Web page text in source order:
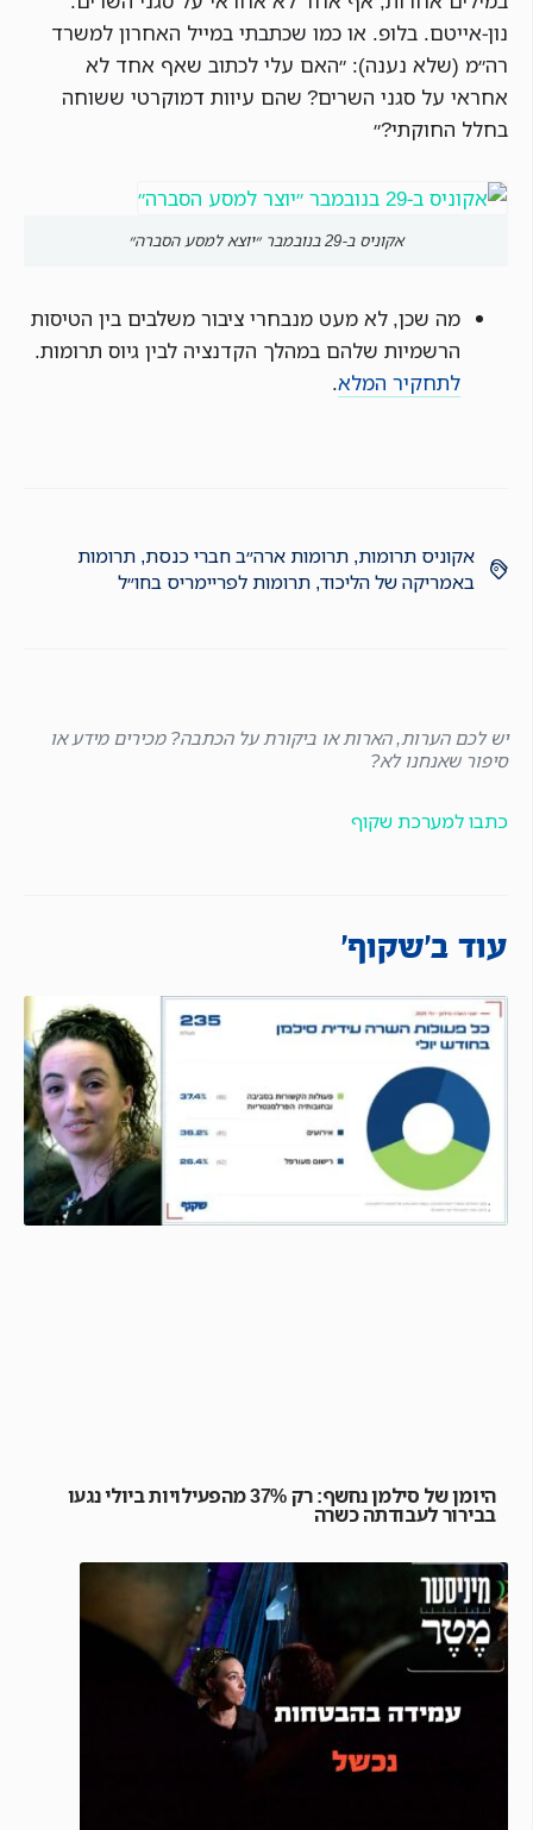
נון-אייטם. בלופ. או כמו שכתבתי במייל האחרון למשרד
רה״מ (שלא נענה): ״האם עלי לכתוב שאף אחד לא
אחראי על סגני השרים? שהם עיוות דמוקרטי ששוחה
בחלל החוקתי?״
אקוניס ב-29 בנובמבר ״יוצא למסע הסברה״
מה שכן, לא מעט מנבחרי ציבור משלבים בין הטיסות
הרשמיות שלהם במהלך הקדנציה לבין גיוס תרומות.
לתחקיר המלא.
אקוניס תרומות, תרומות ארה״ב חברי כנסת, תרומות
באמריקה של הליכוד, תרומות לפריימריס בחו״ל
יש לכם הערות, הארות או ביקורת על הכתבה? מכירים מידע או
סיפור שאנחנו לא?
כתבו למערכת שקוף
עוד ב'שקוף'
היומן של סילמן נחשף: רק 37% מהפעילויות ביולי נגעו
בבירור לעבודתה כשרה